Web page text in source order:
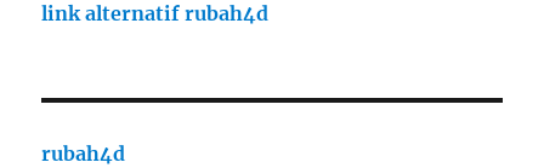
link alternatif rubah4d
rubah4d